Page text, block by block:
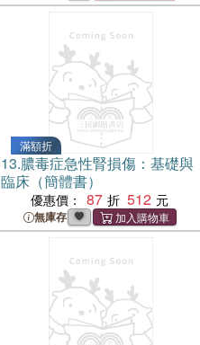
滿額折
13.膿毒症急性腎損傷：基礎與
臨床（簡體書）
優惠價： 87 512
無庫存